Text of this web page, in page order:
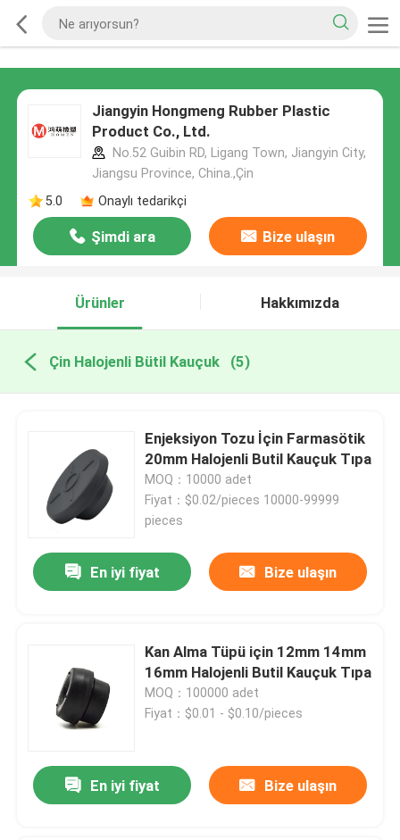
Jiangyin Hongmeng Rubber Plastic
Product Co., Ltd.
No.52 Guibin RD, Ligang Town, Jiangyin City,
Jiangsu Province, China.,Çin
5.0
Onaylı tedarikçi
Şimdi ara Bize ulaşın
Ürünler Hakkımızda
Çin Halojenli Bütil Kauçuk (5)
Enjeksiyon Tozu İçin Farmasötik
20mm Halojenli Butil Kauçuk Tıpa
MOQ：10000 adet
Fiyat：$0.02/pieces 10000-99999
pieces
En iyi fiyat Bize ulaşın
Kan Alma Tüpü için 12mm 14mm
16mm Halojenli Butil Kauçuk Tıpa
MOQ：100000 adet
Fiyat：$0.01 - $0.10/pieces
En iyi fiyat Bize ulaşın